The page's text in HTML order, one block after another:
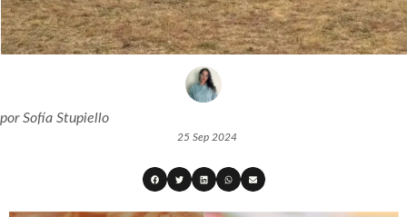
porSofía Stupiello
25 Sep 2024